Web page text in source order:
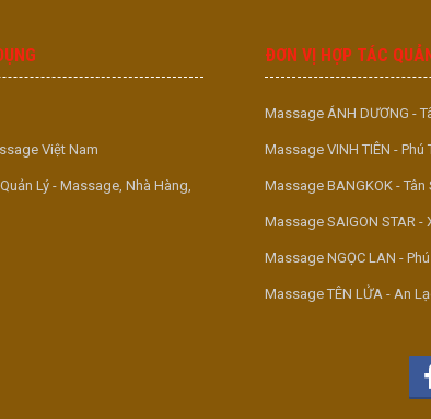
Việt Nam
Lý - Massage, Nhà Hàng,
ĐƠN VỊ HỢP TÁC
Massage ÁNH DƯƠNG -
Massage VINH TIÊN - Phú
Massage BANGKOK - Tân
Massage SAIGON STAR -
Massage NGỌC LAN -
Massage TÊN LỬA - An